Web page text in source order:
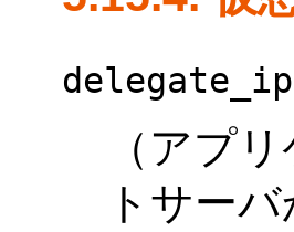
delegate_ip
（アプ
トサー